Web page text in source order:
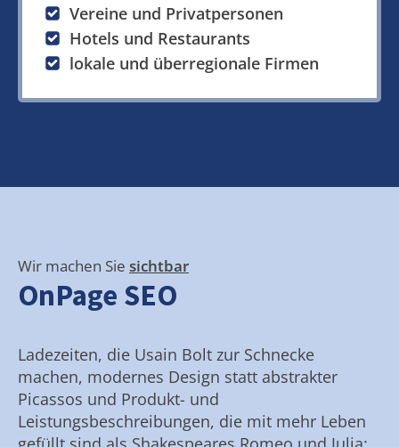
Vereine und Privatpersonen
Hotels und Restaurants
lokale und überregionale Firmen
Wir machen Sie sichtbar
OnPage SEO
Ladezeiten, die Usain Bolt zur Schnecke
machen, modernes Design statt abstrakter
Picassos und Produkt- und
Leistungsbeschreibungen, die mit mehr Leben